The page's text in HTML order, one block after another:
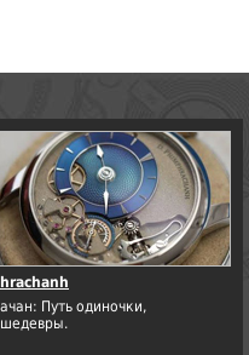
Путь одиночки,